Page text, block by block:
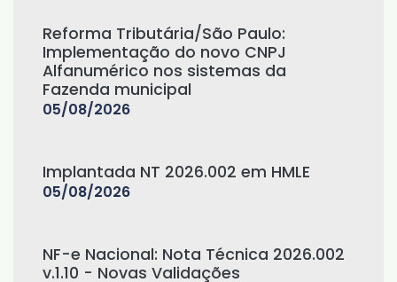
Reforma Tributária/São Paulo:
Implementação do novo CNPJ
Alfanumérico nos sistemas da
Fazenda municipal
05/08/2026
Implantada NT 2026.002 em HMLE
05/08/2026
NF-e Nacional: Nota Técnica 2026.002
v.1.10 - Novas Validações